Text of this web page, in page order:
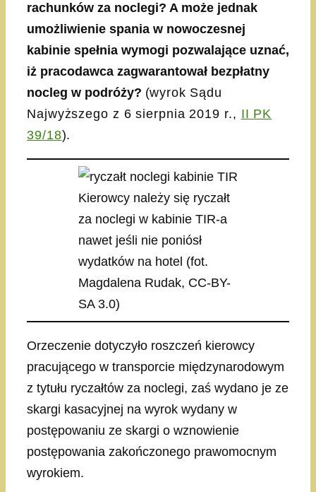
rachunków za noclegi? A może jednak
umożliwienie spania w nowoczesnej
kabinie spełnia wymogi pozwalające uznać,
iż pracodawca zagwarantował bezpłatny
nocleg w podróży? (wyrok Sądu
Najwyższego z 6 sierpnia 2019 r., II PK
39/18).
Kierowcy należy się ryczałt
za noclegi w kabinie TIR-a
nawet jeśli nie poniósł
wydatków na hotel (fot.
Magdalena Rudak, CC-BY-
SA 3.0)
Orzeczenie dotyczyło roszczeń kierowcy
pracującego w transporcie międzynarodowym
z tytułu ryczałtów za noclegi, zaś wydano je ze
skargi kasacyjnej na wyrok wydany w
postępowaniu ze skargi o wznowienie
postępowania zakończonego prawomocnym
wyrokiem.